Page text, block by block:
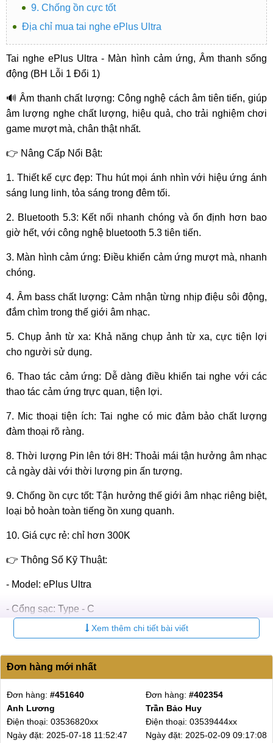
9. Chống ồn cực tốt
Địa chỉ mua tai nghe ePlus Ultra
Tai nghe ePlus Ultra - Màn hình cảm ứng, Âm thanh sống
động (BH Lỗi 1 Đổi 1)
🔊 Âm thanh chất lượng: Công nghệ cách âm tiên tiến, giúp
âm lượng nghe chất lượng, hiệu quả, cho trải nghiệm chơi
game mượt mà, chân thật nhất.
👉 Nâng Cấp Nổi Bật:
1. Thiết kế cực đẹp: Thu hút mọi ánh nhìn với hiệu ứng ánh
sáng lung linh, tỏa sáng trong đêm tối.
2. Bluetooth 5.3: Kết nối nhanh chóng và ổn định hơn bao
giờ hết, với công nghệ bluetooth 5.3 tiên tiến.
3. Màn hình cảm ứng: Điều khiển cảm ứng mượt mà, nhanh
chóng.
4. Âm bass chất lượng: Cảm nhận từng nhịp điệu sôi động,
đắm chìm trong thế giới âm nhạc.
5. Chụp ảnh từ xa: Khả năng chụp ảnh từ xa, cực tiện lợi
cho người sử dụng.
6. Thao tác cảm ứng: Dễ dàng điều khiển tai nghe với các
thao tác cảm ứng trực quan, tiện lợi.
7. Mic thoại tiện ích: Tai nghe có mic đảm bảo chất lượng
đàm thoại rõ ràng.
8. Thời lượng Pin lên tới 8H: Thoải mái tận hưởng âm nhạc
cả ngày dài với thời lượng pin ấn tượng.
9. Chống ồn cực tốt: Tận hưởng thế giới âm nhạc riêng biệt,
loại bỏ hoàn toàn tiếng ồn xung quanh.
10. Giá cực rẻ: chỉ hơn 300K
👉 Thông Số Kỹ Thuật:
- Model: ePlus Ultra
- Cổng sạc: Type - C
- Dung lượng pin: 3.7V/45mAh
- Dung lượng sạc: 3.7V/360mAh
- Thời gian nghe: 8h
- Trở kháng 32 Ohm
Xem thêm chi tiết bài viết
Đơn hàng mới nhất
Đơn hàng: #451640
Anh Lương
Điện thoại: 03536820xx
Ngày đặt: 2025-07-18 11:52:47
Đơn hàng: #402354
Trần Bảo Huy
Điện thoại: 03539444xx
Ngày đặt: 2025-02-09 09:17:08